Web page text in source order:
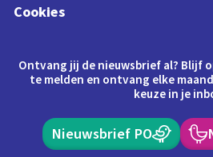
Cookies
Ontvang jij de nieuwsbrief al? Blijf
te melden en ontvang elke
keuze in je
Nieuwsbrief PO